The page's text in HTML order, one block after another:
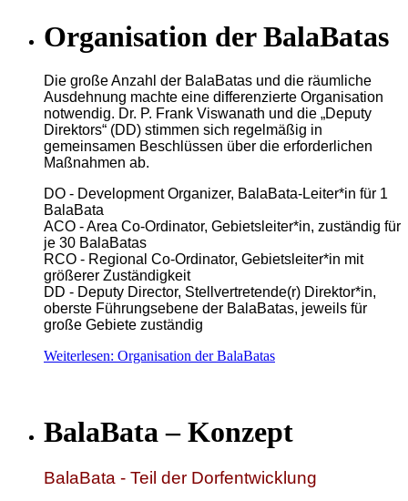
Organisation der BalaBatas
Die große Anzahl der BalaBatas und die räumliche
Ausdehnung machte eine differenzierte Organisation
notwendig. Dr. P. Frank Viswanath und die „Deputy
Direktors“ (DD) stimmen sich regelmäßig in
gemeinsamen Beschlüssen über die erforderlichen
Maßnahmen ab.
DO - Development Organizer, BalaBata-Leiter*in für 1
BalaBata
ACO - Area Co-Ordinator, Gebietsleiter*in, zuständig für
je 30 BalaBatas
RCO - Regional Co-Ordinator, Gebietsleiter*in mit
größerer Zuständigkeit
DD - Deputy Director, Stellvertretende(r) Direktor*in,
oberste Führungsebene der BalaBatas, jeweils für
große Gebiete zuständig
Weiterlesen: Organisation der BalaBatas
BalaBata – Konzept
BalaBata - Teil der Dorfentwicklung